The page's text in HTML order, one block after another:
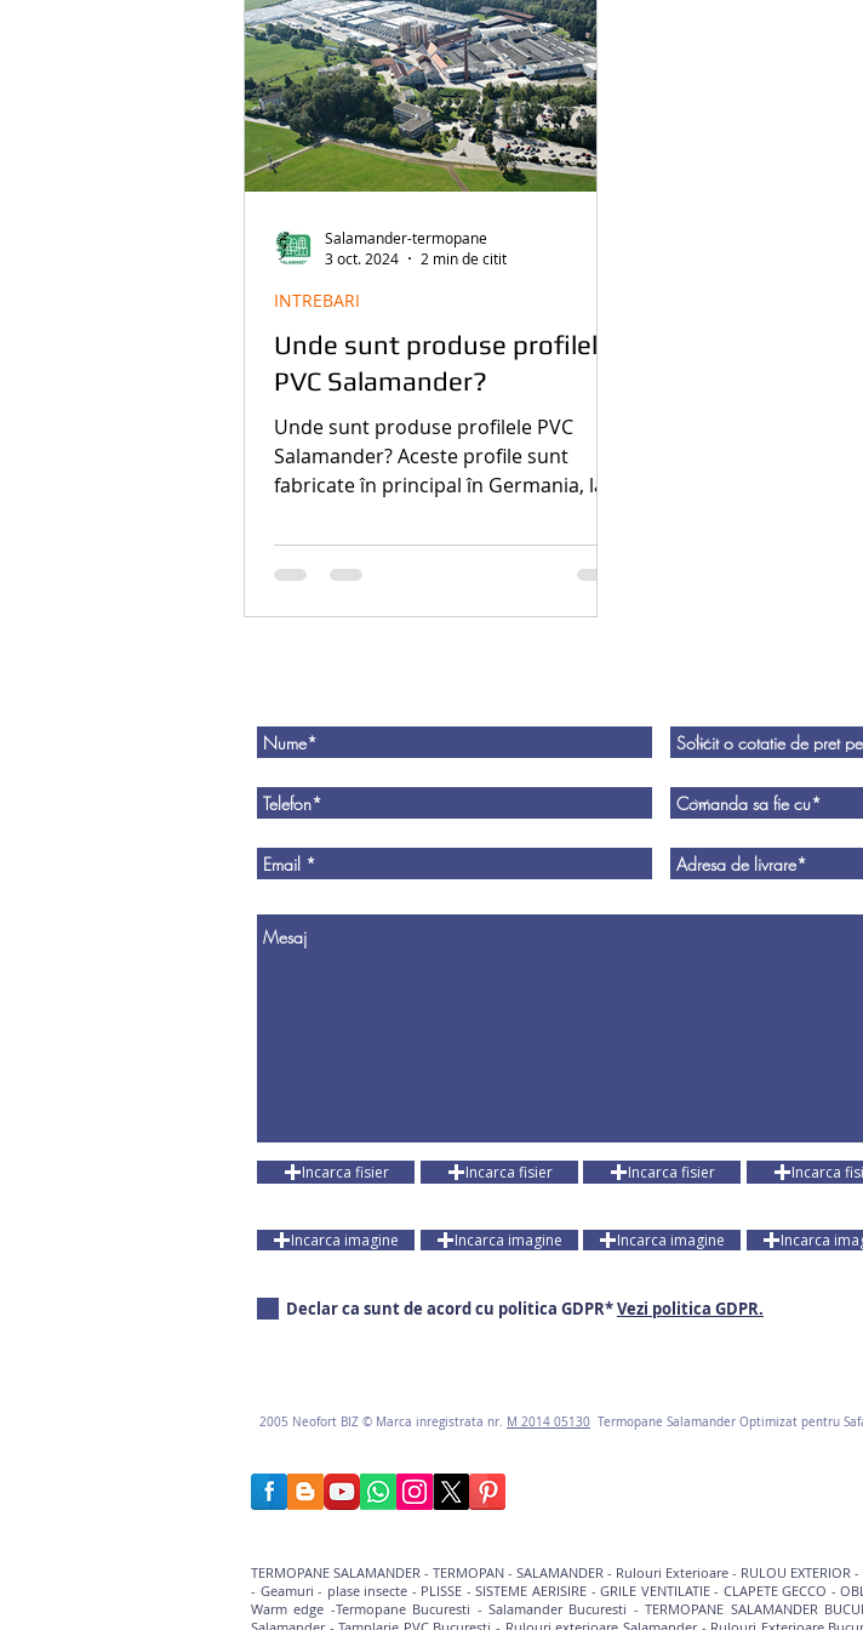
Unde sunt produse profilele
PVC Salamander?
Unde sunt produse profilele PVC
Salamander? Aceste profile sunt
fabricate în principal în Germania, la
INTREBARI
Salamander-termopane
3 oct. 2024
2 min de citit
Incarca fisier Incarca fisier Incarca fisier Incarca
Incarca imagine Incarca imagine Incarca imagine Incarca
Declar ca sunt de acord cu politica GDPR*Vezi politica GDPR.
2005 Neofort BIZ © Marca inregistrata nr. M 2014 05130 Termopane Salamander Optimizat pentru
TERMOPANE SALAMANDER - TERMOPAN - SALAMANDER - Rulouri Exterioare - RULOU EXTERIOR -
- Geamuri - plase insecte - PLISSE - SISTEME AERISIRE-GRILE VENTILATIE- CLAPETE GECCO -
Warm edge -Termopane Bucuresti -Salamander Bucuresti - TERMOPANE SALAMANDER